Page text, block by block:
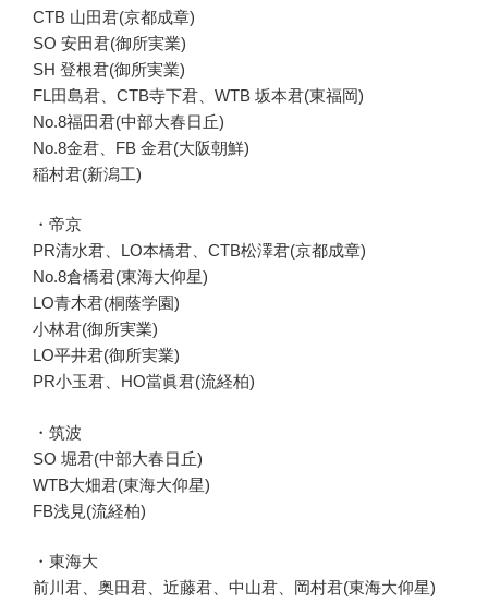
CTB 山田君(京都成章)
SO 安田君(御所実業)
SH 登根君(御所実業)
FL田島君、CTB寺下君、WTB 坂本君(東福岡)
No.8福田君(中部大春日丘)
No.8金君、FB 金君(大阪朝鮮)
稲村君(新潟工)
・帝京
PR清水君、LO本橋君、CTB松澤君(京都成章)
No.8倉橋君(東海大仰星)
LO青木君(桐蔭学園)
小林君(御所実業)
LO平井君(御所実業)
PR小玉君、HO當眞君(流経柏)
・筑波
SO 堀君(中部大春日丘)
WTB大畑君(東海大仰星)
FB浅見(流経柏)
・東海大
前川君、奥田君、近藤君、中山君、岡村君(東海大仰星)